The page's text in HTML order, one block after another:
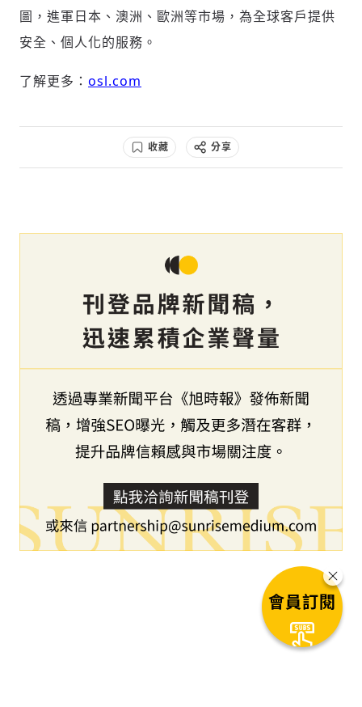
圖，進軍日本、澳洲、歐洲等市場，為全球客戶提供
安全、個人化的服務。
了解更多： osl.com
收藏 分享
會員訂閱